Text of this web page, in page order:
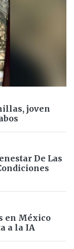
joven
De Las
en México
a la IA